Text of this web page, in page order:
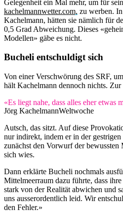
Gelegenheit ein Mal mehr, um für
kachelmannwetter.com, zu werben.
Kachelmann, hätten sie nämlich für
0,5 Grad Abweichung. Dieses
Modellen» gäbe es nicht.
Bucheli entschuldigt sich
Von einer Verschwörung des SRF,
hält Kachelmann dennoch nichts.
«Es liegt nahe, dass alles eher etwas
Jörg KachelmannWeltwoche
Autsch, das sitzt. Auf diese
nur indirekt, indem er in der
zunächst den Vorwurf der
sich wies.
Dann erklärte Bucheli nochmals
Mittelmeerraum dazu führte, dass
stark von der Realität abwichen und
uns ausserordentlich leid. Wir
den Fehler.»